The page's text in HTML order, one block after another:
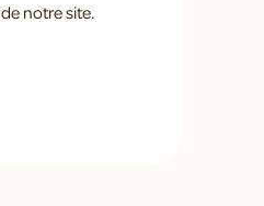
notre site.